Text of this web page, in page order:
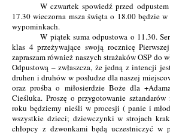
W czwartek spowiedź przed
17.30 wieczorna msza święta o 18.00 będzie
wypominkach.
W piątek suma odpustowa o 11.30.
klas 4 przeżywające swoją rocznicę
zapraszam również naszych strażaków OSP do
Odpustową – zwłaszcza, że jedną z intencji
druhen i druhów w posłudze dla naszej
oraz prośba o miłosierdzie Boże dla
Cieśluka. Proszę o przygotowanie
roku będziemy nieśli w procesji ( panie i
wszystkie dzieci; dziewczynki w strojach
chłopcy z dzwonkami będą uczestniczyć w